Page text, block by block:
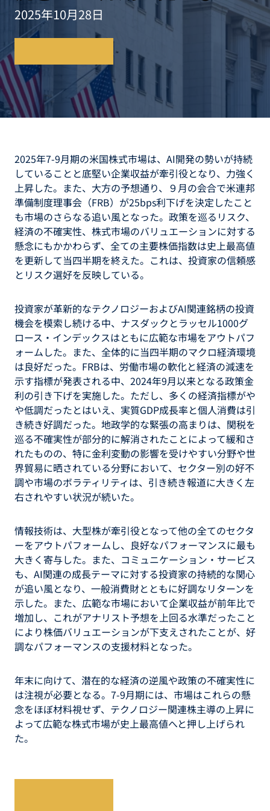
2025年10月28日
2025年7-9月期の米国株式市場は、AI開発の勢いが持続
していることと底堅い企業収益が牽引役となり、力強く
上昇した。また、大方の予想通り、９月の会合で米連邦
準備制度理事会（FRB）が25bps利下げを決定したこと
も市場のさらなる追い風となった。政策を巡るリスク、
経済の不確実性、株式市場のバリュエーションに対する
懸念にもかかわらず、全ての主要株価指数は史上最高値
を更新して当四半期を終えた。これは、投資家の信頼感
とリスク選好を反映している。
投資家が革新的なテクノロジーおよびAI関連銘柄の投資
機会を模索し続ける中、ナスダックとラッセル1000グ
ロース・インデックスはともに広範な市場をアウトパフ
ォームした。また、全体的に当四半期のマクロ経済環境
は良好だった。FRBは、労働市場の軟化と経済の減速を
示す指標が発表される中、2024年9月以来となる政策金
利の引き下げを実施した。ただし、多くの経済指標がや
や低調だったとはいえ、実質GDP成長率と個人消費は引
き続き好調だった。地政学的な緊張の高まりは、関税を
巡る不確実性が部分的に解消されたことによって緩和さ
れたものの、特に金利変動の影響を受けやすい分野や世
界貿易に晒されている分野において、セクター別の好不
調や市場のボラティリティは、引き続き報道に大きく左
右されやすい状況が続いた。
情報技術は、大型株が牽引役となって他の全てのセクタ
ーをアウトパフォームし、良好なパフォーマンスに最も
大きく寄与した。また、コミュニケーション・サービス
も、AI関連の成長テーマに対する投資家の持続的な関心
が追い風となり、一般消費財とともに好調なリターンを
示した。また、広範な市場において企業収益が前年比で
増加し、これがアナリスト予想を上回る水準だったこと
により株価バリュエーションが下支えされたことが、好
調なパフォーマンスの支援材料となった。
年末に向けて、潜在的な経済の逆風や政策の不確実性に
は注視が必要となる。7-9月期には、市場はこれらの懸
念をほぼ材料視せず、テクノロジー関連株主導の上昇に
よって広範な株式市場が史上最高値へと押し上げられ
た。